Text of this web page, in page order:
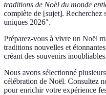
traditions de Noël du monde
complète de [sujet].
uniques 2026".
Préparez-vous à vivre un Noël
traditions nouvelles et
créant des souvenirs inoubliables.
Nous avons sélectionné
célébration de Noël. Consultez
pour enrichir votre expérience